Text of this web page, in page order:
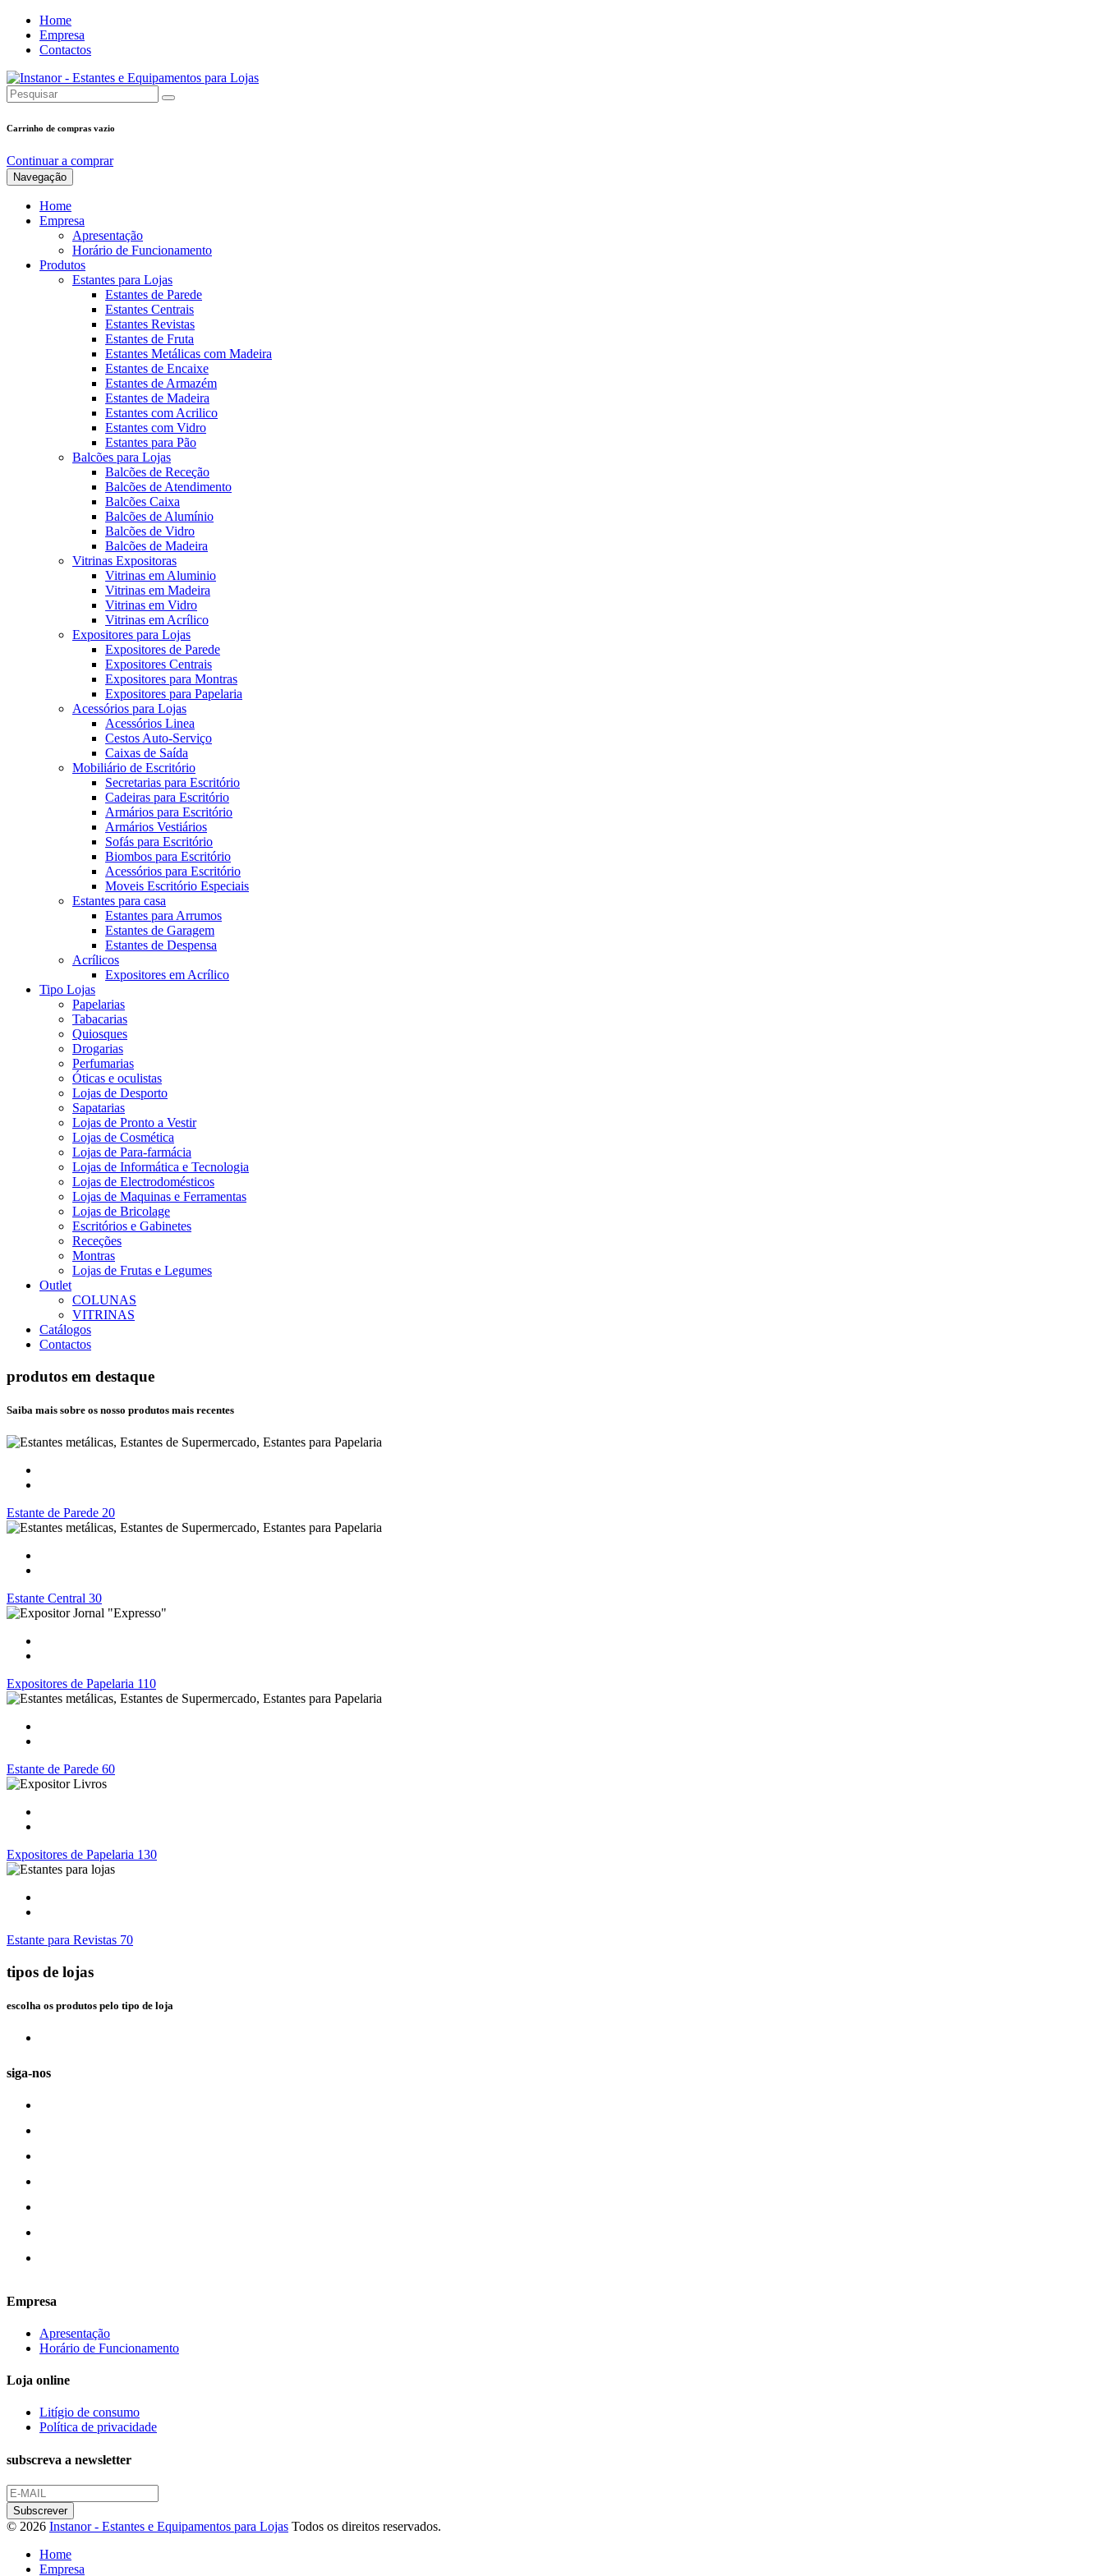
Home
Empresa
Contactos
Carrinho de compras vazio
Continuar a comprar
Navegação
Home
Empresa
Apresentação
Horário de Funcionamento
Produtos
Estantes para Lojas
Estantes de Parede
Estantes Centrais
Estantes Revistas
Estantes de Fruta
Estantes Metálicas com Madeira
Estantes de Encaixe
Estantes de Armazém
Estantes de Madeira
Estantes com Acrilico
Estantes com Vidro
Estantes para Pão
Balcões para Lojas
Balcões de Receção
Balcões de Atendimento
Balcões Caixa
Balcões de Alumínio
Balcões de Vidro
Balcões de Madeira
Vitrinas Expositoras
Vitrinas em Aluminio
Vitrinas em Madeira
Vitrinas em Vidro
Vitrinas em Acrílico
Expositores para Lojas
Expositores de Parede
Expositores Centrais
Expositores para Montras
Expositores para Papelaria
Acessórios para Lojas
Acessórios Linea
Cestos Auto-Serviço
Caixas de Saída
Mobiliário de Escritório
Secretarias para Escritório
Cadeiras para Escritório
Armários para Escritório
Armários Vestiários
Sofás para Escritório
Biombos para Escritório
Acessórios para Escritório
Moveis Escritório Especiais
Estantes para casa
Estantes para Arrumos
Estantes de Garagem
Estantes de Despensa
Acrílicos
Expositores em Acrílico
Tipo Lojas
Papelarias
Tabacarias
Quiosques
Drogarias
Perfumarias
Óticas e oculistas
Lojas de Desporto
Sapatarias
Lojas de Pronto a Vestir
Lojas de Cosmética
Lojas de Para-farmácia
Lojas de Informática e Tecnologia
Lojas de Electrodomésticos
Lojas de Maquinas e Ferramentas
Lojas de Bricolage
Escritórios e Gabinetes
Receções
Montras
Lojas de Frutas e Legumes
Outlet
COLUNAS
VITRINAS
Catálogos
Contactos
produtos em destaque
Saiba mais sobre os nosso produtos mais recentes
Estante de Parede 20
Estante Central 30
Expositores de Papelaria 110
Estante de Parede 60
Expositores de Papelaria 130
Estante para Revistas 70
tipos de lojas
escolha os produtos pelo tipo de loja
siga-nos
Empresa
Apresentação
Horário de Funcionamento
Loja online
Litígio de consumo
Política de privacidade
subscreva a newsletter
© 2026 Instanor - Estantes e Equipamentos para Lojas Todos os direitos reservados.
Home
Empresa